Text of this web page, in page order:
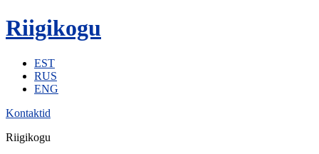
Riigikogu
EST
RUS
ENG
Kontaktid
Riigikogu